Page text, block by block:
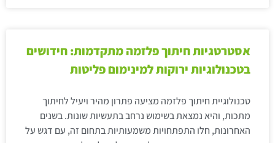
אסטרטגיות חיתוך פלזמה מתקדמות: חידושים
בטכנולוגיות ירוקות למינימום פליטות
טכנולוגיית חיתוך פלזמה מציעה פתרון מהיר ויעיל לחיתוך
מתכות, והיא נמצאת בשימוש נרחב בתעשיות שונות. בשנים
האחרונות, חלו התפתחויות משמעותיות בתחום זה, עם דגש על